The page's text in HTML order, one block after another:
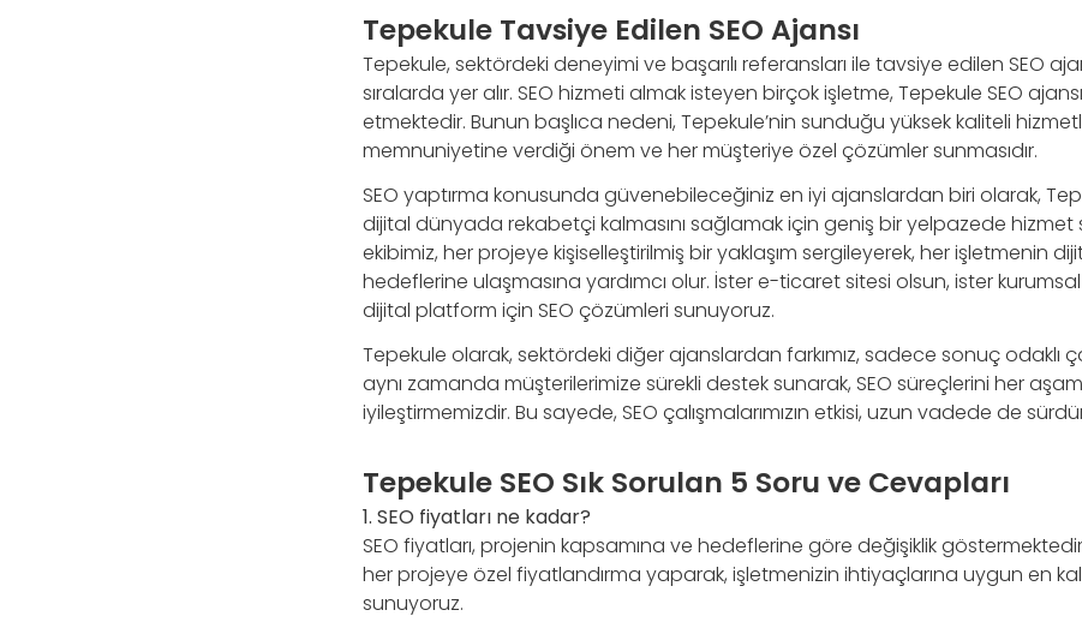
Tepekule Tavsiye Edilen SEO Ajansı
Tepekule, sektördeki deneyimi ve başarılı referansları ile tavsiye edilen SEO
sıralarda yer alır. SEO hizmeti almak isteyen birçok işletme, Tepekule SEO
etmektedir. Bunun başlıca nedeni, Tepekule’nin sunduğu yüksek kaliteli
memnuniyetine verdiği önem ve her müşteriye özel çözümler sunmasıdır.
SEO yaptırma konusunda güvenebileceğiniz en iyi ajanslardan biri olarak,
dijital dünyada rekabetçi kalmasını sağlamak için geniş bir yelpazede hizmet
ekibimiz, her projeye kişiselleştirilmiş bir yaklaşım sergileyerek, her işletmenin
hedeflerine ulaşmasına yardımcı olur. İster e-ticaret sitesi olsun, ister
dijital platform için SEO çözümleri sunuyoruz.
Tepekule olarak, sektördeki diğer ajanslardan farkımız, sadece sonuç odaklı
aynı zamanda müşterilerimize sürekli destek sunarak, SEO süreçlerini her
iyileştirmemizdir. Bu sayede, SEO çalışmalarımızın etkisi, uzun vadede de
Tepekule SEO Sık Sorulan 5 Soru ve Cevapları
1. SEO fiyatları ne kadar?
SEO fiyatları, projenin kapsamına ve hedeflerine göre değişiklik
her projeye özel fiyatlandırma yaparak, işletmenizin ihtiyaçlarına uygun en
sunuyoruz.